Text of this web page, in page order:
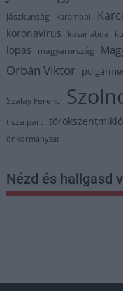
Jászkunság karambol
koronavírus kosárlabda
lopás magyarország
Orbán Viktor
Szalay Ferenc
tisza part
önkormányzat
Nézd és hallgasd